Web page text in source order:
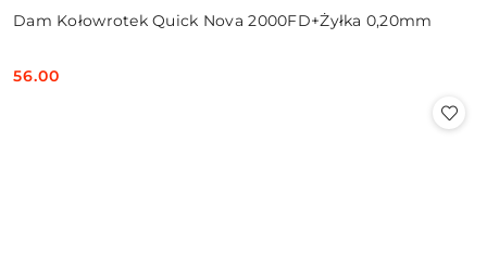
Dam Kołowrotek Quick Nova 2000FD+Żyłka 0,20mm
Cena:
56.00